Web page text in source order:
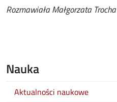
Rozmawiała Małgorzata Trocha
Nauka
Aktualności naukowe